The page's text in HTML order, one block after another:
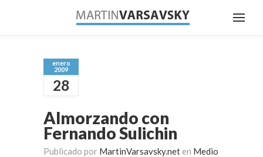
enero
2009
28
Almorzando con
Fernando Sulichin
Publicado por MartinVarsavsky.net en Medio